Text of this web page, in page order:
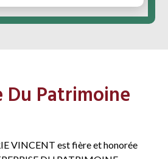
Patrimoine
VINCENT est fière et honorée